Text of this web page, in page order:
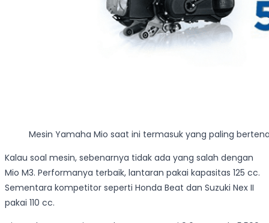
Mesin Yamaha Mio saat ini termasuk yang paling
Kalau soal mesin, sebenarnya tidak ada yang salah dengan
Mio M3. Performanya terbaik, lantaran pakai kapasitas 125 cc.
Sementara kompetitor seperti Honda Beat dan Suzuki Nex II
pakai 110 cc.